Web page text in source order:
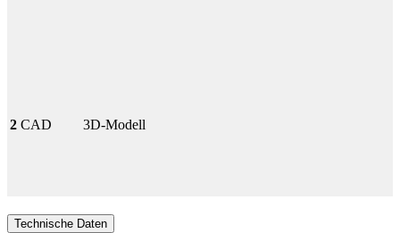
2 CAD 3D-Modell
Technische Daten